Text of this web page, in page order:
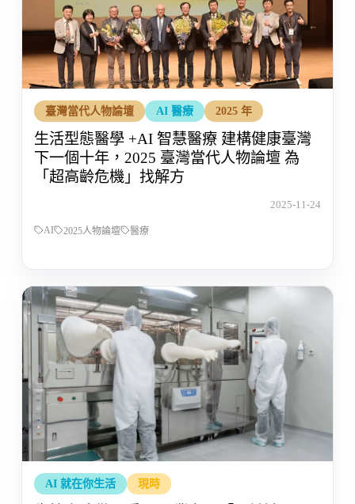
臺灣當代人物論壇 AI 醫療 2025 年
生活型態醫學 +AI 智慧醫療 建構健康臺灣
下一個十年，2025 臺灣當代人物論壇 為
「超高齡危機」找解方
2025-11-24
AI 2025人物論壇 醫療
AI 就在你生活 現時